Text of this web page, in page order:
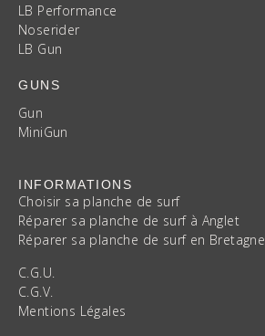
LB Performance
Noserider
LB Gun
GUNS
Gun
MiniGun
INFORMATIONS
Choisir sa planche de surf
Réparer sa planche de surf à Anglet
Réparer sa planche de surf en Bretagne
C.G.U.
C.G.V.
Mentions Légales